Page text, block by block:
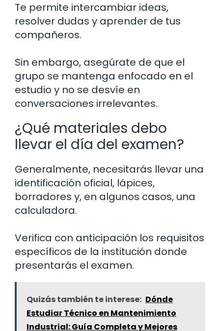
Te permite intercambiar ideas,
resolver dudas y aprender de tus
compañeros.
Sin embargo, asegúrate de que el
grupo se mantenga enfocado en el
estudio y no se desvíe en
conversaciones irrelevantes.
¿Qué materiales debo
llevar el día del examen?
Generalmente, necesitarás llevar una
identificación oficial, lápices,
borradores y, en algunos casos, una
calculadora.
Verifica con anticipación los requisitos
específicos de la institución donde
presentarás el examen.
Quizás también te interese: Dónde
Estudiar Técnico en Mantenimiento
Industrial: Guía Completa y Mejores